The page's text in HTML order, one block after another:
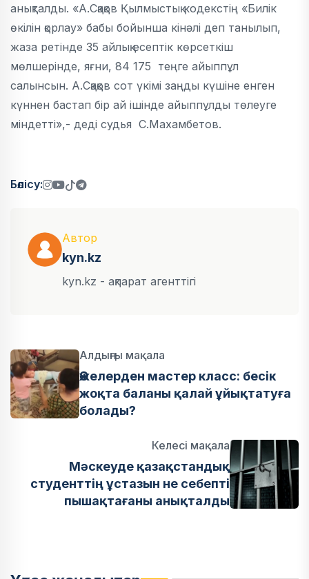
анықталды. «А.Сқақов Қылмыстық кодекстің «Билік
өкілін қорлау» бабы бойынша кінәлі деп танылып,
жаза ретінде 35 айлық есептік көрсеткіш
мөлшерінде, яғни, 84 175 теңге айыппұл
салынсын. А.Сқақов сот үкімі заңды күшіне енген
күннен бастап бір ай ішінде айыппұлды төлеуге
міндетті»,- деді судья С.Махамбетов.
Бөлісу:
Автор
kyn.kz
kyn.kz - ақпарат агенттігі
Алдыңғы мақала
Әжелерден мастер класс: бесік
жоқта баланы қалай ұйықтатуға
болады?
Келесі мақала
Мәскеуде қазақстандық
студенттің ұстазын не себепті
пышақтағаны анықталды